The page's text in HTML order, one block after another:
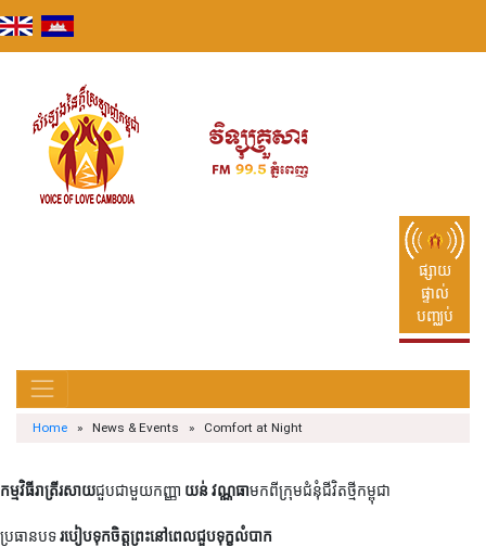
to
content
ផ្សាយ
ផ្ទាល់
បញ្ឈប់
Home » News & Events » Comfort at Night
កម្មវិធីរាត្រីរសាយជួបជាមួយកញ្ញា យន់ វណ្ណធាមកពីក្រុមជំនុំជីវិតថ្មីកម្ពុជា
ប្រធានបទរបៀបទុកចិត្តព្រះនៅពេលជួបទុក្ខលំបាក